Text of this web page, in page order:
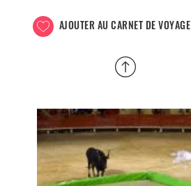
AJOUTER AU CARNET DE VOYAGE